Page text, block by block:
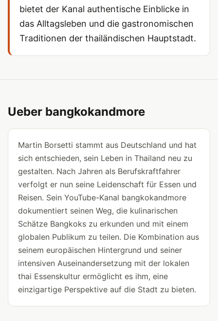
bietet der Kanal authentische Einblicke in
das Alltagsleben und die gastronomischen
Traditionen der thailändischen Hauptstadt.
Ueber bangkokandmore
Martin Borsetti stammt aus Deutschland und hat
sich entschieden, sein Leben in Thailand neu zu
gestalten. Nach Jahren als Berufskraftfahrer
verfolgt er nun seine Leidenschaft für Essen und
Reisen. Sein YouTube-Kanal bangkokandmore
dokumentiert seinen Weg, die kulinarischen
Schätze Bangkoks zu erkunden und mit einem
globalen Publikum zu teilen. Die Kombination aus
seinem europäischen Hintergrund und seiner
intensiven Auseinandersetzung mit der lokalen
thai Essenskultur ermöglicht es ihm, eine
einzigartige Perspektive auf die Stadt zu bieten.